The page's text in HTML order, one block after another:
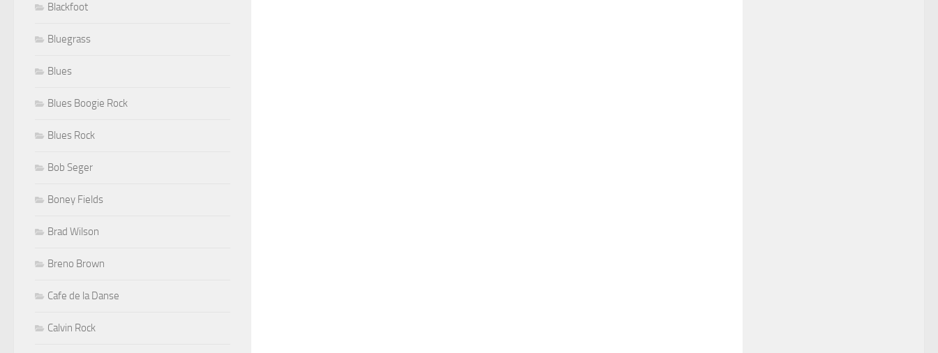
Blackfoot
Bluegrass
Blues
Blues Boogie Rock
Blues Rock
Bob Seger
Boney Fields
Brad Wilson
Breno Brown
Cafe de la Danse
Calvin Rock